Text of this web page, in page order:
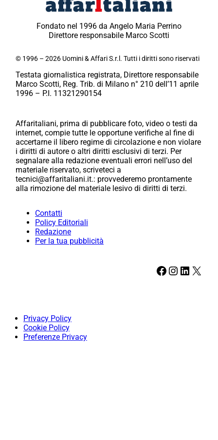
Fondato nel 1996 da Angelo Maria Perrino
Direttore responsabile Marco Scotti
© 1996 – 2026 Uomini & Affari S.r.l. Tutti i diritti sono riservati
Testata giornalistica registrata, Direttore responsabile
Marco Scotti, Reg. Trib. di Milano n° 210 dell’11 aprile
1996 – P.I. 11321290154
Affaritaliani, prima di pubblicare foto, video o testi da
internet, compie tutte le opportune verifiche al fine di
accertarne il libero regime di circolazione e non violare
i diritti di autore o altri diritti esclusivi di terzi. Per
segnalare alla redazione eventuali errori nell’uso del
materiale riservato, scriveteci a
tecnici@affaritaliani.it.: provvederemo prontamente
alla rimozione del materiale lesivo di diritti di terzi.
Contatti
Policy Editoriali
Redazione
Per la tua pubblicità
Facebook Instagram LinkedIn X
Privacy Policy
Cookie Policy
Preferenze Privacy